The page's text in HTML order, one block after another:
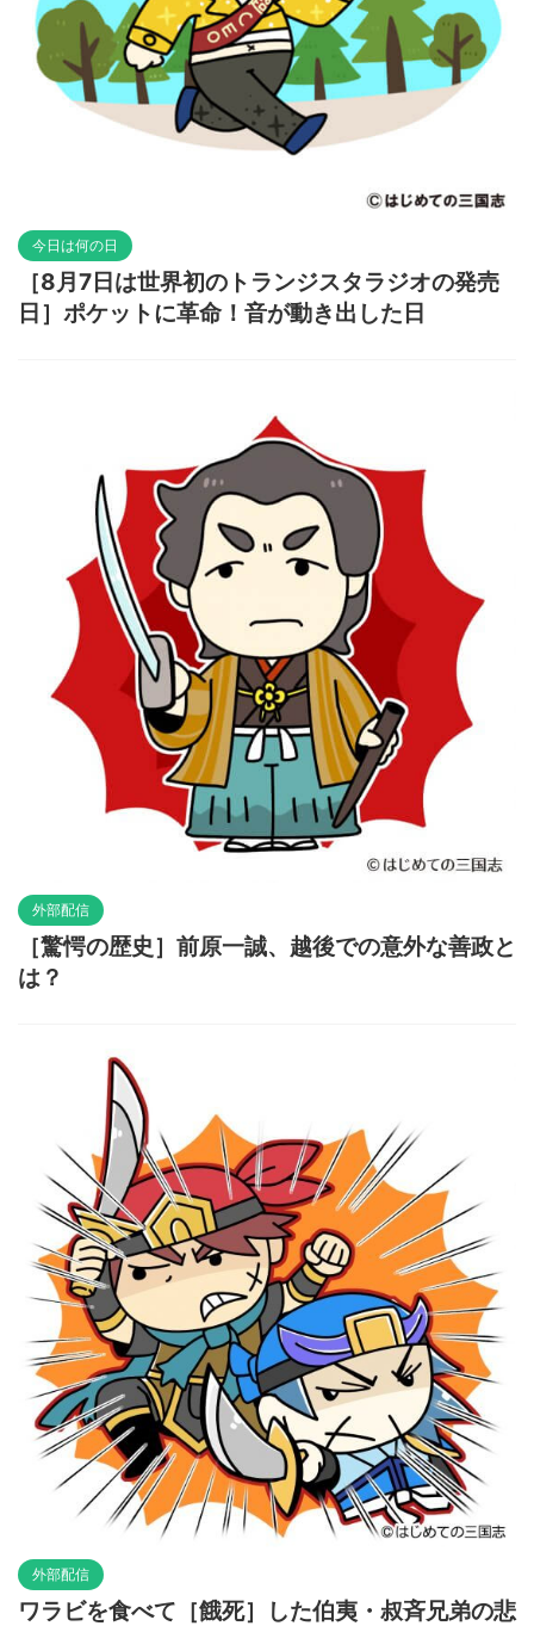
今日は何の日
［8月7日は世界初のトランジスタラジオの発売
日］ポケットに革命！音が動き出した日
外部配信
［驚愕の歴史］前原一誠、越後での意外な善政と
は？
外部配信
ワラビを食べて［餓死］した伯夷・叔斉兄弟の悲